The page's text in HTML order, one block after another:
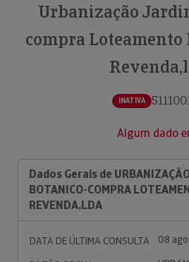
Urbanização
compra Loteamento
INATIVA
Algum dado
Dados Gerais de
BOTANICO-COMPRA
REVENDA,LDA
DATA DE ÚLTIMA CONSULTA
08